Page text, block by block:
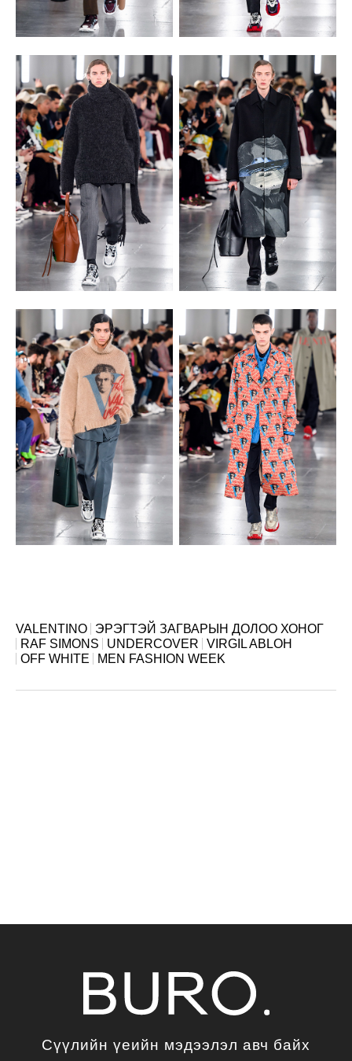
VALENTINO
ЭРЭГТЭЙ ЗАГВАРЫН ДОЛОО ХОНОГ
RAF SIMONS
UNDERCOVER
VIRGIL ABLOH
OFF WHITE
MEN FASHION WEEK
Сүүлийн үеийн мэдээлэл авч байх